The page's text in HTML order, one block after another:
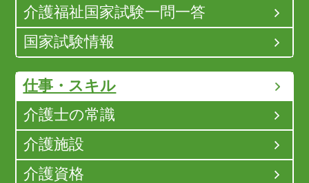
介護福祉国家試験一問一答
国家試験情報
仕事・スキル
介護士の常識
介護施設
介護資格